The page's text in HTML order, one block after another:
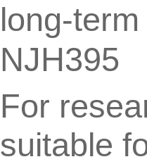
long-
NJH395
For
suitable